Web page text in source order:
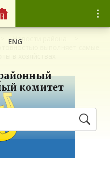
комитет
ENG
Новости района
выполняет самые